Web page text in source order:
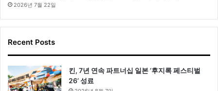
2026년 7월 22일
Recent Posts
킨, 7년 연속 파트너십 일본 ‘후지록 페스티벌
26’ 성료